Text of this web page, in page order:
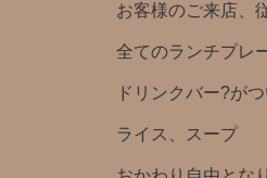
お客様のご来店、
全てのランチプレ
ドリンクバー?が
ライス、スープ